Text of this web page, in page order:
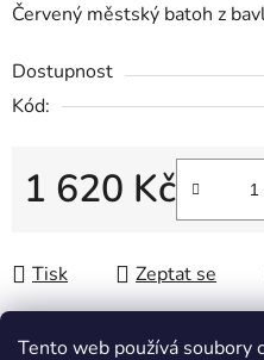
Tento web používá soubory
Červený městský batoh z
Dostupnost
Kód:
1 620 Kč
Tisk Zeptat se